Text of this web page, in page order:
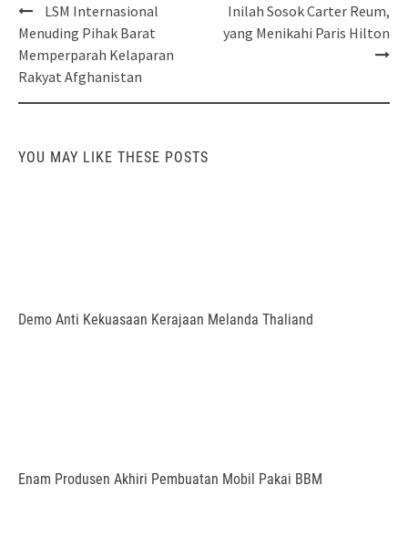
Post
navigation
LSM Internasional
Menuding Pihak Barat
Memperparah Kelaparan
Rakyat Afghanistan
Inilah Sosok Carter Reum,
yang Menikahi Paris Hilton
YOU MAY LIKE THESE POSTS
Demo Anti Kekuasaan Kerajaan Melanda Thaliand
Enam Produsen Akhiri Pembuatan Mobil Pakai BBM